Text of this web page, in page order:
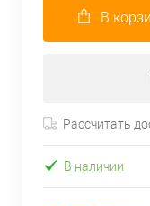
В
Рассчитать
В наличии